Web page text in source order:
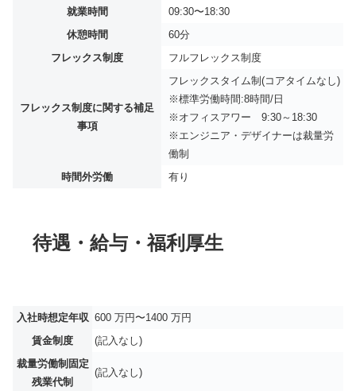
就業時間
09:30〜18:30
休憩時間
60分
フレックス制度
フルフレックス制度
フレックス制度に関する補足
事項
フレックスタイム制(コアタイムなし)
※標準労働時間:8時間/日
※オフィスアワー 9:30～18:30
※エンジニア・デザイナーは裁量労
働制
時間外労働
有り
待遇・給与・福利厚生
入社時想定年収 600 万円〜1400 万円
賃金制度
(記入なし)
裁量労働制固定
残業代制
(記入なし)